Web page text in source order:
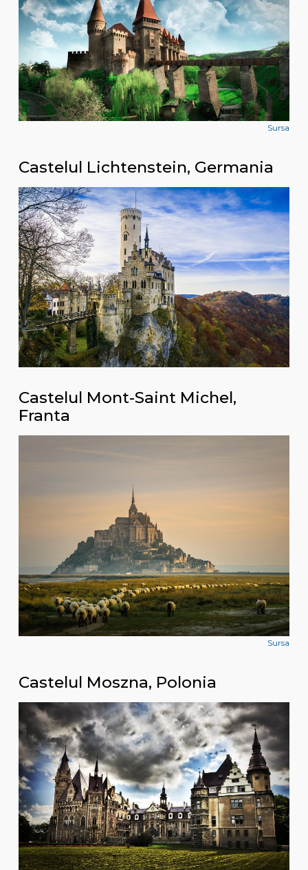
Sursa
Castelul Lichtenstein, Germania
Castelul Mont-Saint Michel,
Franta
Sursa
Castelul Moszna, Polonia